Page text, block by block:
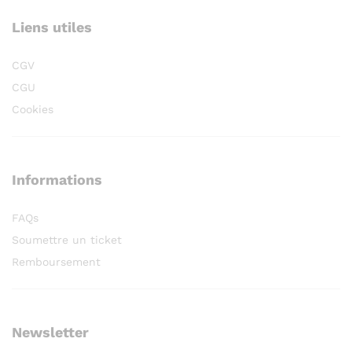
Liens utiles
CGV
CGU
Cookies
Informations
FAQs
Soumettre un ticket
Remboursement
Newsletter